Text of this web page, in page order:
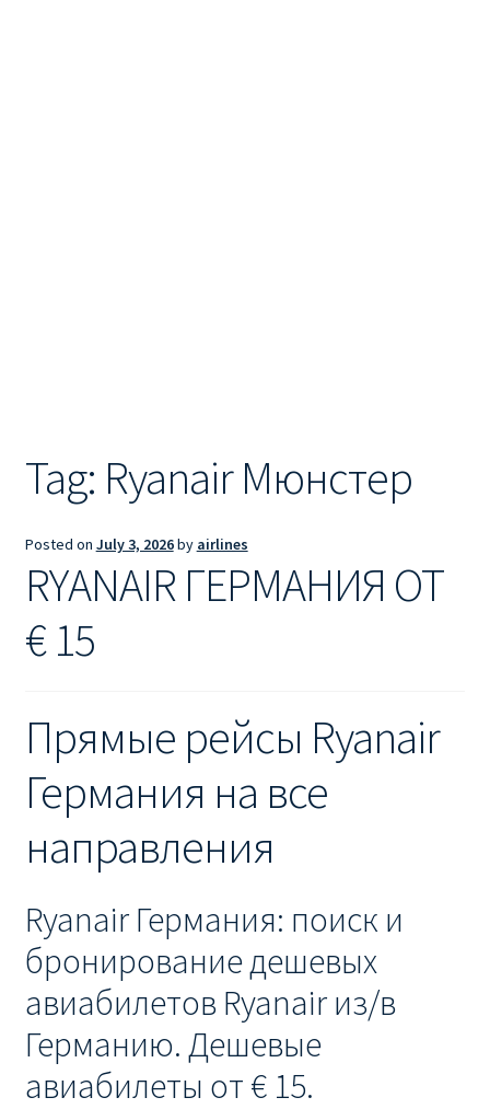
RYANAIR ИЗ РИГИ
RYANAIR ИЗ ТАЛЛИНА
Ryanair из Тампере
БРНО
Ryanair изменение имени
Ryanair изменения
Ryanair изменить дату
Ryanair изменить фамилию
Ryanair Испания
RYANAIR ИТАЛИЯ
Tag: Ryanair Мюнстер
Posted on July 3, 2026by airlines
RYANAIR ГЕРМАНИЯ ОТ
€ 15
Прямые рейсы Ryanair
Германия на все
направления
Ryanair Германия: поиск и
бронирование дешевых
авиабилетов Ryanair из/в
Германию. Дешевые
авиабилеты от € 15.